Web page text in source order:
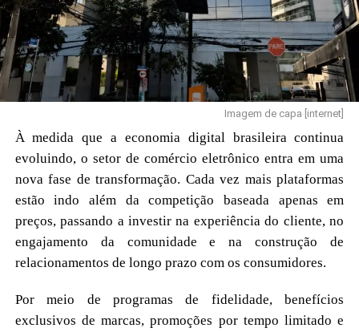
para estabelecer um mercado de negociação de valor
agrícola sem intermediários. Aproveitando dados de
mercado, dados climáticos e dados da cadeia de
produção, a plataforma oferece acesso aberto a recursos
de previsão de preços de produtos agrícolas, com
contratos inteligentes executando automaticamente a
liquidação de lucros; essa abordagem elimina o papel
intermediário das instituições financeiras tradicionais,
facilita a circulação eficiente de capital e permite que
cada participante compartilhe de forma justa, imparcial e
transparente os lucros agregados da indústria agrícola
digital.
Todo o ecossistema adota um modelo autônomo baseado
em DAO (Organização Autônoma Descentralizada), onde
regras, mecanismos de distribuição de lucros e planos de
Imagem de capa [internet]
À medida que a economia digital brasileira continua
evoluindo, o setor de comércio eletrônico entra em uma
nova fase de transformação. Cada vez mais plataformas
estão indo além da competição baseada apenas em
preços, passando a investir na experiência do cliente, no
engajamento da comunidade e na construção de
relacionamentos de longo prazo com os consumidores.
Por meio de programas de fidelidade, benefícios
exclusivos de marcas, promoções por tempo limitado e